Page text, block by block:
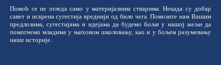
Помоћ се не огледа само у материјалним стварима. Некада су добар
савет и искрена сугестија вреднији од било чега. Помозите нам Вашим
предлозима, сугестијама и идејама да будемо бољи у нашој жељи да
помогнемо младима у њиховом школовању, као и у бољем разумевању
наше историје.